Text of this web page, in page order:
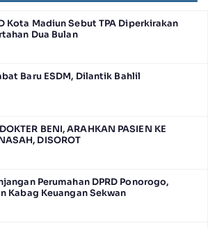
Kota Madiun Sebut TPA Diperkirakan
Dua Bulan
Baru ESDM, Dilantik Bahlil
BENI, ARAHKAN PASIEN KE
DISOROT
Perumahan DPRD Ponorogo,
Kabag Keuangan Sekwan